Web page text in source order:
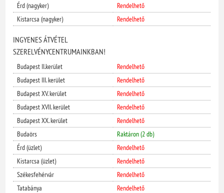
Érd (nagyker)
Rendelhető
Kistarcsa (nagyker)
Rendelhető
INGYENES ÁTVÉTEL
SZERELVÉNYCENTRUMAINKBAN!
Budapest II.kerület
Rendelhető
Budapest III. kerület
Rendelhető
Budapest XV. kerület
Rendelhető
Budapest XVII. kerület
Rendelhető
Budapest XX. kerület
Rendelhető
Budaörs
Raktáron (2 db)
Érd (üzlet)
Rendelhető
Kistarcsa (üzlet)
Rendelhető
Székesfehérvár
Rendelhető
Tatabánya
Rendelhető